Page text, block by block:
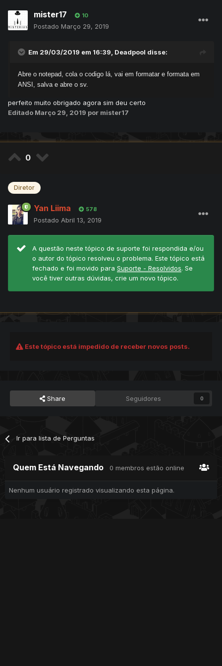
mister17 10
Postado Março 29, 2019
Em 29/03/2019 em 16:39, Deadpool disse:
Abre o notepad, cola o codigo lá, vai em formatar e formata em
ANSI, salva e abre o sv.
perfeito muito obrigado agora sim deu certo
Editado Março 29, 2019 por mister17
0
Diretor
Yan Liima 578
Postado Abril 13, 2019
A questão neste tópico de suporte foi respondida e/ou
o autor do tópico resolveu o problema. Este tópico está
fechado e foi movido para Suporte - Resolvidos. Se
você tiver outras dúvidas, crie um novo tópico.
Este tópico está impedido de receber novos posts.
Share Seguidores 0
Ir para lista de Perguntas
Quem Está Navegando 0 membros estão online
Nenhum usuário registrado visualizando esta página.